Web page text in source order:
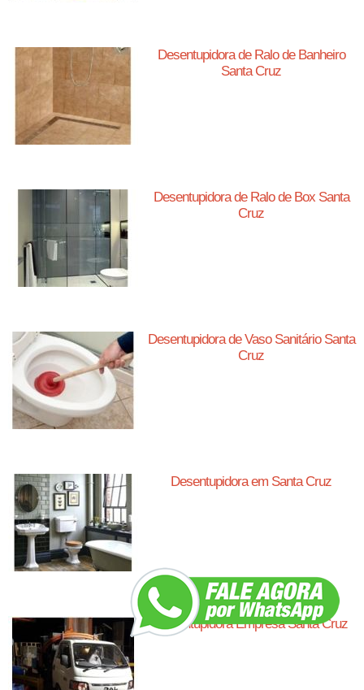
Desentupidora de Ralo de Banheiro
Santa Cruz
Desentupidora de Ralo de Box Santa
Cruz
Desentupidora de Vaso Sanitário Santa
Cruz
Desentupidora em Santa Cruz
Desentupidora Empresa Santa Cruz